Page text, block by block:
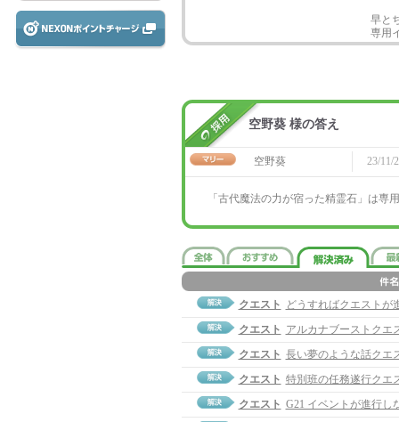
早と
専用
空野葵 様の答え
空野葵 23/11/
「古代魔法の力が宿った精霊石」は専
クエスト
どうすればクエストが
クエスト アルカナブーストクエ
クエスト 長い夢のような話クエ
クエスト 特別班の任務遂行クエ
クエスト G21 イベントが進行し